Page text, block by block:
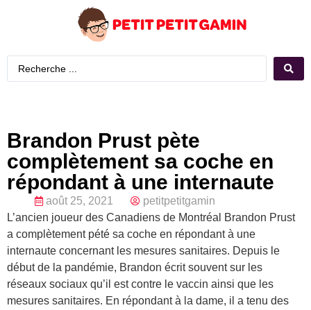
Brandon Prust pète
complètement sa coche en
répondant à une internaute
août 25, 2021
petitpetitgamin
L’ancien joueur des Canadiens de Montréal Brandon Prust
a complètement pété sa coche en répondant à une
internaute concernant les mesures sanitaires. Depuis le
début de la pandémie, Brandon écrit souvent sur les
réseaux sociaux qu’il est contre le vaccin ainsi que les
mesures sanitaires. En répondant à la dame, il a tenu des